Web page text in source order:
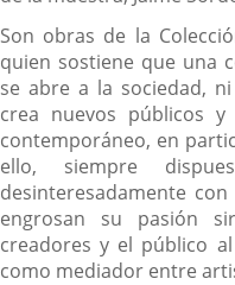
Son obras de la
quien sostiene que una
se abre a la sociedad,
crea nuevos públicos
contemporáneo, en
ello, siempre
desinteresadamente
engrosan su pasión
creadores y el público
como mediador entre